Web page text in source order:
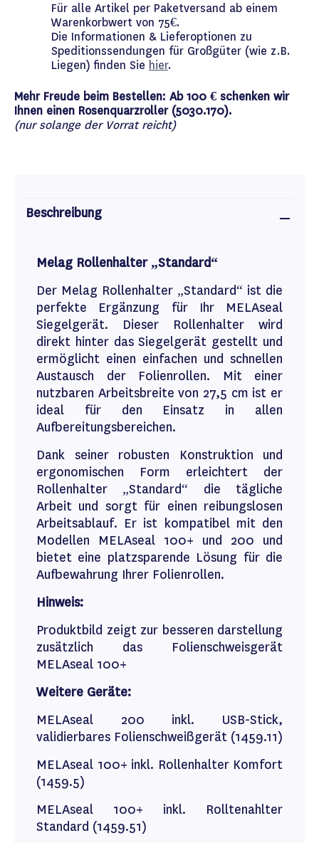
Für alle Artikel per Paketversand ab einem
Warenkorbwert von 75€.
Die Informationen & Lieferoptionen zu
Speditionssendungen für Großgüter (wie z.B.
Liegen) finden Sie hier.
Mehr Freude beim Bestellen: Ab 100 € schenken wir
Ihnen einen Rosenquarzroller (5030.170).
(nur solange der Vorrat reicht)
Beschreibung
Melag Rollenhalter „Standard“
Der Melag Rollenhalter „Standard“ ist die
perfekte Ergänzung für Ihr MELAseal
Siegelgerät. Dieser Rollenhalter wird
direkt hinter das Siegelgerät gestellt und
ermöglicht einen einfachen und schnellen
Austausch der Folienrollen. Mit einer
nutzbaren Arbeitsbreite von 27,5 cm ist er
ideal für den Einsatz in allen
Aufbereitungsbereichen.
Dank seiner robusten Konstruktion und
ergonomischen Form erleichtert der
Rollenhalter „Standard“ die tägliche
Arbeit und sorgt für einen reibungslosen
Arbeitsablauf. Er ist kompatibel mit den
Modellen MELAseal 100+ und 200 und
bietet eine platzsparende Lösung für die
Aufbewahrung Ihrer Folienrollen.
Hinweis:
Produktbild zeigt zur besseren darstellung
zusätzlich das Folienschweisgerät
MELAseal 100+
Weitere Geräte:
MELAseal 200 inkl. USB-Stick,
validierbares Folienschweißgerät (1459.11)
MELAseal 100+ inkl. Rollenhalter Komfort
(1459.5)
MELAseal 100+ inkl. Rolltenahlter
Standard (1459.51)